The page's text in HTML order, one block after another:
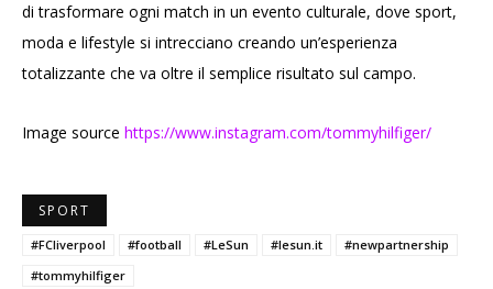
di trasformare ogni match in un evento culturale, dove sport,
moda e lifestyle si intrecciano creando un’esperienza
totalizzante che va oltre il semplice risultato sul campo.
Image source https://www.instagram.com/tommyhilfiger/
SPORT
#FCliverpool #football #LeSun #lesun.it
#newpartnership
#tommyhilfiger